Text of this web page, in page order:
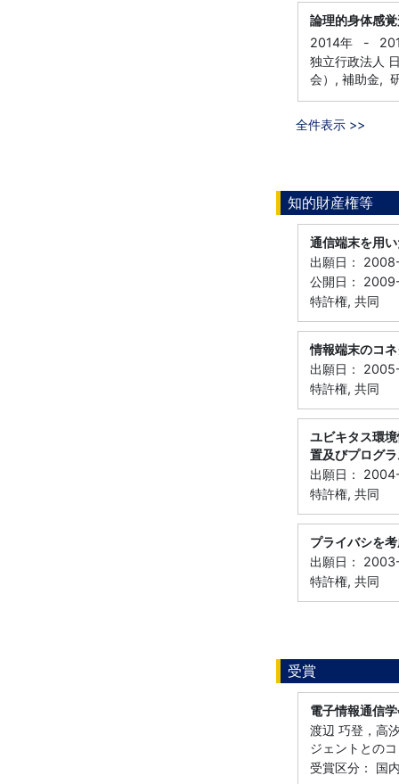
論理的身体感
2014年
-
独立行政法人
会）, 補助金,
全件表示 >>
知的財産権等
通信端末を用
出願日：
公開日：
特許権, 共同
情報端末のコ
出願日：
特許権, 共同
ユビキタス環
置及びプログ
出願日：
特許権, 共同
プライバシを
出願日：
特許権, 共同
受賞
電子情報通信
渡辺 巧登，高
ジェントとの
受賞区分： 国